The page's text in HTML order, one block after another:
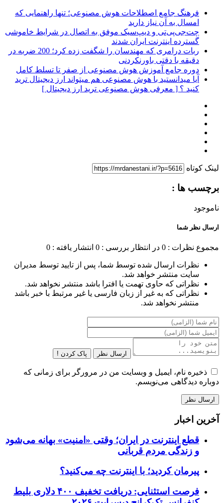
فرهنگ جامع اصطلاحات هوش مصنوعی؛ تنها راهنمایی که
امسال به آن نیاز دارید
چت‌جی‌پی‌تی و دیپ‌سیک موفق به اتصال در شرایط خاموشی
گسترده اینترنت ایران شدند
ربات درامری که مهندسان را شگفت زده کرد؛ 200 ضربه در
دقیقه با دقتی باورنکردنی
دوره جامع آموزش هوش مصنوعی از صفر تا تسلط کامل
آیا میدانستید با هوش مصنوعی هم میتواند ارز دیجیتال ترید
کنید ؟ [ معرفی هوش مصنوعی ترید ارز دیجیتال ]
لینک کوتاه
برچسب ها :
ناموجود
ارسال نظر شما
مجموع نظرات : 0 در انتظار بررسی : 0 انتشار یافته : 0
نظرات ارسال شده توسط شما، پس از تایید توسط مدیران
سایت منتشر خواهد شد.
نظراتی که حاوی تهمت یا افترا باشد منتشر نخواهد شد.
نظراتی که به غیر از زبان فارسی یا غیر مرتبط با خبر باشد
منتشر نخواهد شد.
ارسال نظر پاک کردن !
ذخیره نام، ایمیل و وبسایت من در مرورگر برای زمانی که
دوباره دیدگاهی می‌نویسم.
آخرین اخبار
قطع اینترنت در ایران؛ وقتی «امنیت» بهانه می‌شود
و زندگی مردم قربانی
پیرمان کردید؛ با اینترنت چه می‌کنید؟
فرصت استثنایی: دریافت تخفیف ۴۰۰ دلاری بلیط